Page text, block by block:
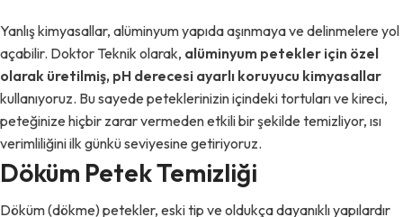
Yanlış kimyasallar, alüminyum yapıda aşınmaya ve delinmelere yol
açabilir. Doktor Teknik olarak, alüminyum petekler için özel
olarak üretilmiş, pH derecesi ayarlı koruyucu kimyasallar
kullanıyoruz. Bu sayede peteklerinizin içindeki tortuları ve kireci,
peteğinize hiçbir zarar vermeden etkili bir şekilde temizliyor, ısı
verimliliğini ilk günkü seviyesine getiriyoruz.
Döküm Petek Temizliği
Döküm (dökme) petekler, eski tip ve oldukça dayanıklı yapılardır